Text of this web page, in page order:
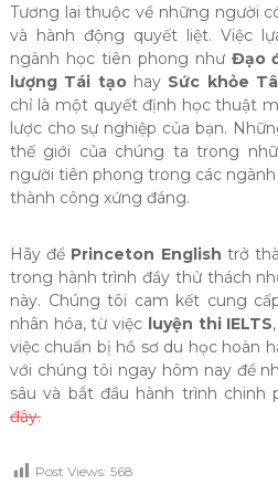
Tương lai thuộc về những người
và hành động quyết liệt. Việc
ngành học tiên phong như Đạo
lượng Tái tạohay Sức khỏe
chỉ là một quyết định học thuật
lược cho sự nghiệp của bạn.
thế giới của chúng ta trong
người tiên phong trong các
thành công xứng đáng.
Hãy để Princeton English trở
trong hành trình đầy thử thách
này. Chúng tôi cam kết cung
nhân hóa, từ việc luyện thi IELTS,
việc chuẩn bị hồ sơ du học hoàn
với chúng tôi ngay hôm nay để
sâu và bắt đầu hành trình
đây.
Post Views: 568